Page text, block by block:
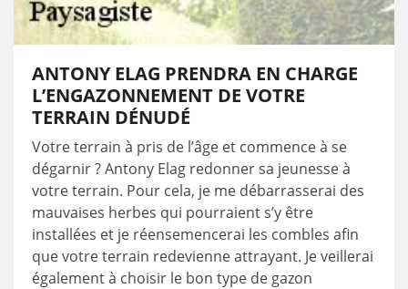
ANTONY ELAG PRENDRA EN CHARGE
L’ENGAZONNEMENT DE VOTRE
TERRAIN DÉNUDÉ
Votre terrain à pris de l’âge et commence à se
dégarnir ? Antony Elag redonner sa jeunesse à
votre terrain. Pour cela, je me débarrasserai des
mauvaises herbes qui pourraient s’y être
installées et je réensemencerai les combles afin
que votre terrain redevienne attrayant. Je veillerai
également à choisir le bon type de gazon